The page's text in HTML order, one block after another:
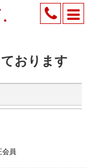
おります
会員